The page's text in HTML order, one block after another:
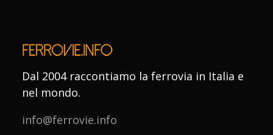
Dal 2004 raccontiamo la ferrovia in Italia e
nel mondo.
info@ferrovie.info